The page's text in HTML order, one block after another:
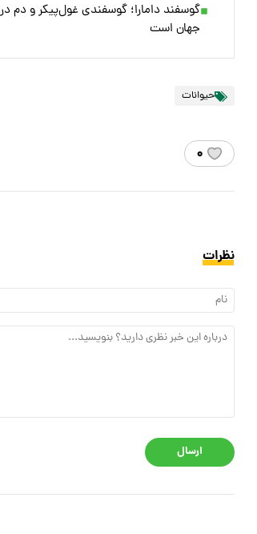
گوسفند دامارا؛ گوسفندی غول‌پیکر و دم
جهان است
حیوانات
۰
نظرات
ارسال